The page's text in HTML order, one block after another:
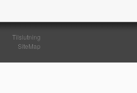
Tilslutning
SiteMap